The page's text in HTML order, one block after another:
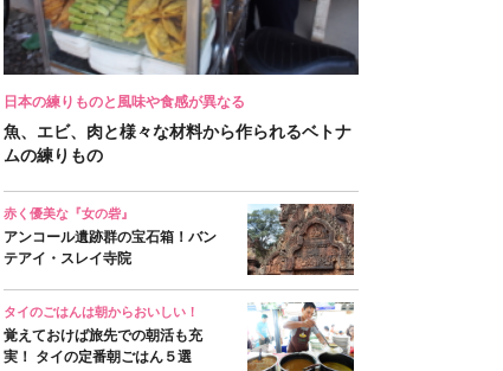
日本の練りものと風味や食感が異なる
魚、エビ、肉と様々な材料から作られるベトナ
ムの練りもの
赤く優美な『女の砦』
アンコール遺跡群の宝石箱！バン
テアイ・スレイ寺院
タイのごはんは朝からおいしい！
覚えておけば旅先での朝活も充
実！ タイの定番朝ごはん５選